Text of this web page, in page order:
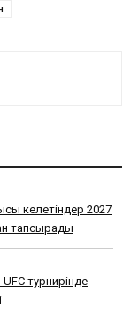
келетіндер 2027
тапсырады
турнирінде